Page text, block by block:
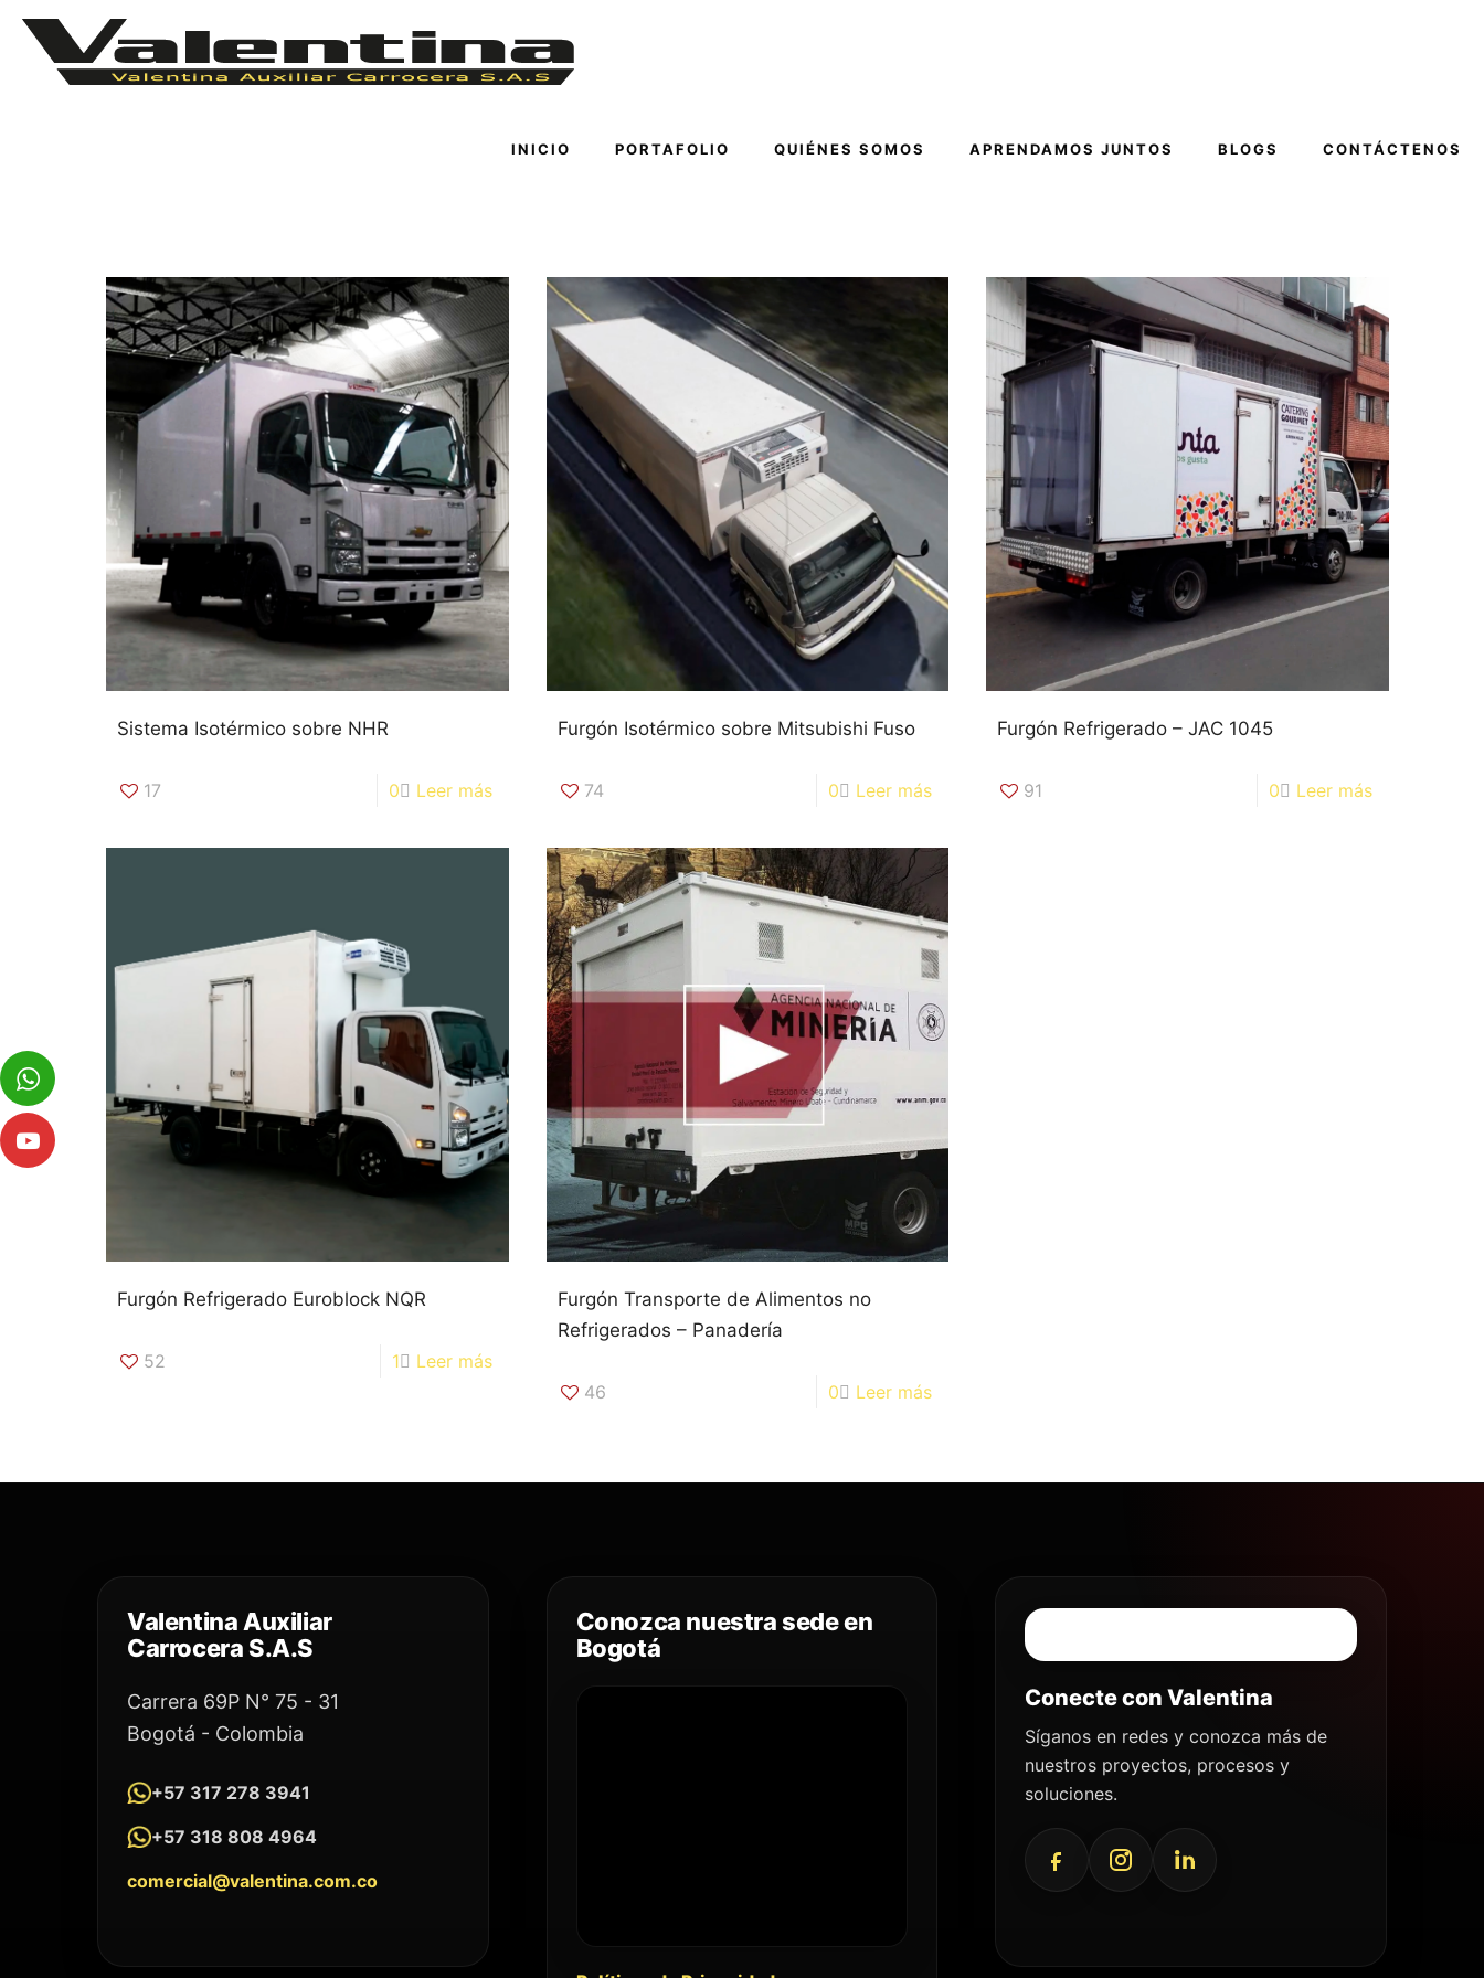
INICIO PORTAFOLIO QUIÉNES SOMOS APRENDAMOS JUNTOS BLOGS CONTÁCTENOS
Sistema Isotérmico sobre NHR
17 0 Leer más
Furgón Isotérmico sobre Mitsubishi Fuso
74 0 Leer más
Furgón Refrigerado – JAC 1045
91 0 Leer más
Furgón Refrigerado Euroblock NQR
52 1 Leer más
Furgón Transporte de Alimentos no
Refrigerados – Panadería
46 0 Leer más
Valentina Auxiliar
Carrocera S.A.S
Carrera 69P N° 75 - 31
Bogotá - Colombia
+57 317 278 3941
+57 318 808 4964
comercial@valentina.com.co
Conozca nuestra sede en
Bogotá
Conecte con Valentina
Síganos en redes y conozca más de
nuestros proyectos, procesos y
soluciones.